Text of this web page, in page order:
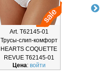
Art. Т62145-01
Трусы-слип-комфорт
HEARTS COQUETTE
REVUE Т62145-01
Цена: войти